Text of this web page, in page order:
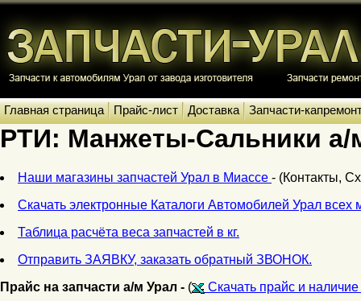
Главная страница Прайс-лист Доставка Запчасти-
РТИ: Манжеты-Сальники а/
Наши магазины запчастей Урал в Миассе - (Контакты,
Скачать электронные Каталоги Автомобилей Урал всех
Таблица расчёта веса запчастей в кг.
Отправить ЗАЯВКУ, заказать обратный ЗВОНОК.
Прайс на запчасти а/м Урал - ( Скачать прайс и